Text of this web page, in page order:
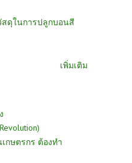
ดุในการปลูกบอนสี
เพิ่มเติม
กษตรกร ต้องทำ